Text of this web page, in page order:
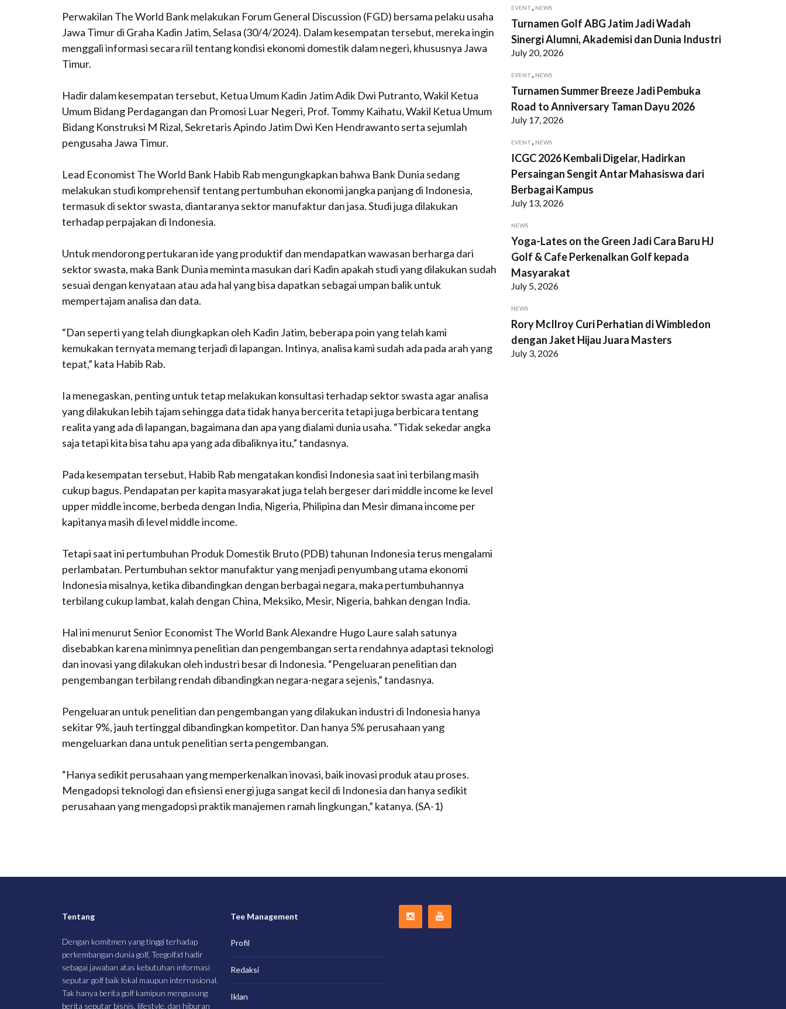
Perwakilan The World Bank melakukan Forum General Discussion (FGD) bersama pelaku usaha
Jawa Timur di Graha Kadin Jatim, Selasa (30/4/2024). Dalam kesempatan tersebut, mereka ingin
menggali informasi secara riil tentang kondisi ekonomi domestik dalam negeri, khususnya Jawa
Timur.
Hadir dalam kesempatan tersebut, Ketua Umum Kadin Jatim Adik Dwi Putranto, Wakil Ketua
Umum Bidang Perdagangan dan Promosi Luar Negeri, Prof. Tommy Kaihatu, Wakil Ketua Umum
Bidang Konstruksi M Rizal, Sekretaris Apindo Jatim Dwi Ken Hendrawanto serta sejumlah
pengusaha Jawa Timur.
Lead Economist The World Bank Habib Rab mengungkapkan bahwa Bank Dunia sedang
melakukan studi komprehensif tentang pertumbuhan ekonomi jangka panjang di Indonesia,
termasuk di sektor swasta, diantaranya sektor manufaktur dan jasa. Studi juga dilakukan
terhadap perpajakan di Indonesia.
Untuk mendorong pertukaran ide yang produktif dan mendapatkan wawasan berharga dari
sektor swasta, maka Bank Dunia meminta masukan dari Kadin apakah studi yang dilakukan sudah
sesuai dengan kenyataan atau ada hal yang bisa dapatkan sebagai umpan balik untuk
mempertajam analisa dan data.
“Dan seperti yang telah diungkapkan oleh Kadin Jatim, beberapa poin yang telah kami
kemukakan ternyata memang terjadi di lapangan. Intinya, analisa kami sudah ada pada arah yang
tepat,” kata Habib Rab.
Ia menegaskan, penting untuk tetap melakukan konsultasi terhadap sektor swasta agar analisa
yang dilakukan lebih tajam sehingga data tidak hanya bercerita tetapi juga berbicara tentang
realita yang ada di lapangan, bagaimana dan apa yang dialami dunia usaha. “Tidak sekedar angka
saja tetapi kita bisa tahu apa yang ada dibaliknya itu,” tandasnya.
Pada kesempatan tersebut, Habib Rab mengatakan kondisi Indonesia saat ini terbilang masih
cukup bagus. Pendapatan per kapita masyarakat juga telah bergeser dari middle income ke level
upper middle income, berbeda dengan India, Nigeria, Philipina dan Mesir dimana income per
kapitanya masih di level middle income.
Tetapi saat ini pertumbuhan Produk Domestik Bruto (PDB) tahunan Indonesia terus mengalami
perlambatan. Pertumbuhan sektor manufaktur yang menjadi penyumbang utama ekonomi
Indonesia misalnya, ketika dibandingkan dengan berbagai negara, maka pertumbuhannya
terbilang cukup lambat, kalah dengan China, Meksiko, Mesir, Nigeria, bahkan dengan India.
Hal ini menurut Senior Economist The World Bank Alexandre Hugo Laure salah satunya
disebabkan karena minimnya penelitian dan pengembangan serta rendahnya adaptasi teknologi
dan inovasi yang dilakukan oleh industri besar di Indonesia. “Pengeluaran penelitian dan
pengembangan terbilang rendah dibandingkan negara-negara sejenis,” tandasnya.
Pengeluaran untuk penelitian dan pengembangan yang dilakukan industri di Indonesia hanya
sekitar 9%, jauh tertinggal dibandingkan kompetitor. Dan hanya 5% perusahaan yang
mengeluarkan dana untuk penelitian serta pengembangan.
“Hanya sedikit perusahaan yang memperkenalkan inovasi, baik inovasi produk atau proses.
Mengadopsi teknologi dan efisiensi energi juga sangat kecil di Indonesia dan hanya sedikit
perusahaan yang mengadopsi praktik manajemen ramah lingkungan,” katanya. (SA-1)
EVENT, NEWS
Turnamen Golf ABG Jatim Jadi Wadah
Sinergi Alumni, Akademisi dan Dunia Industri
July 20, 2026
EVENT, NEWS
Turnamen Summer Breeze Jadi Pembuka
Road to Anniversary Taman Dayu 2026
July 17, 2026
EVENT, NEWS
ICGC 2026 Kembali Digelar, Hadirkan
Persaingan Sengit Antar Mahasiswa dari
Berbagai Kampus
July 13, 2026
NEWS
Yoga-Lates on the Green Jadi Cara Baru HJ
Golf & Cafe Perkenalkan Golf kepada
Masyarakat
July 5, 2026
NEWS
Rory McIlroy Curi Perhatian di Wimbledon
dengan Jaket Hijau Juara Masters
July 3, 2026
Tentang
Dengan komitmen yang tinggi terhadap
perkembangan dunia golf, Teegolf.id hadir
sebagai jawaban atas kebutuhan informasi
seputar golf baik lokal maupun internasional.
Tak hanya berita golf kamipun mengusung
berita seputar bisnis, lifestyle, dan hiburan
Tee Management
Profil
Redaksi
Iklan